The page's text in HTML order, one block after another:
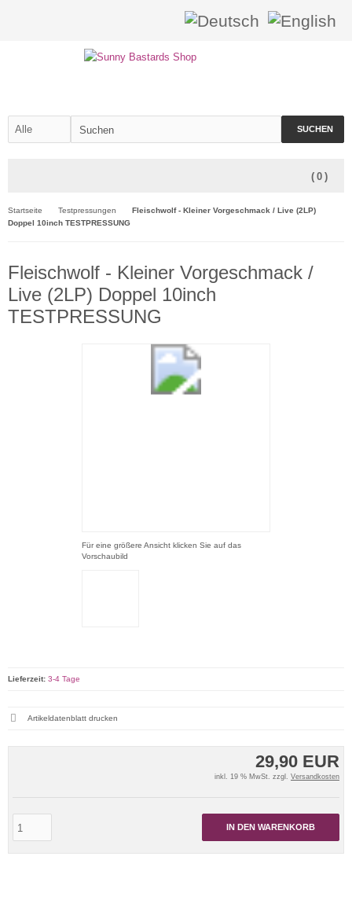
SUCHEN
( 0 )
Startseite Testpressungen
Fleischwolf - Kleiner Vorgeschmack / Live (2LP)
Doppel 10inch TESTPRESSUNG
Fleischwolf - Kleiner Vorgeschmack /
Live (2LP) Doppel 10inch
TESTPRESSUNG
Für eine größere Ansicht klicken Sie auf das
Vorschaubild
29,90 EUR
inkl. 19 % MwSt. zzgl. Versandkosten
IN DEN WARENKORB
Lieferzeit: 3-4 Tage
Artikeldatenblatt drucken